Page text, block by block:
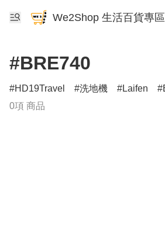
We2Shop 生活百貨專區
#BRE740
HD19Travel 洗地機 Laifen
0項 商品